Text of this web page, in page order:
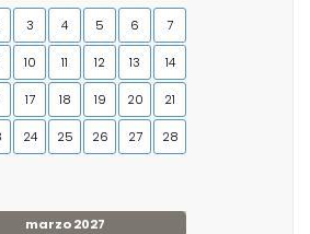
3 4 5 6 7
10 11 12 13 14
17 18 19 20 21
24 25 26 27 28
marzo 2027